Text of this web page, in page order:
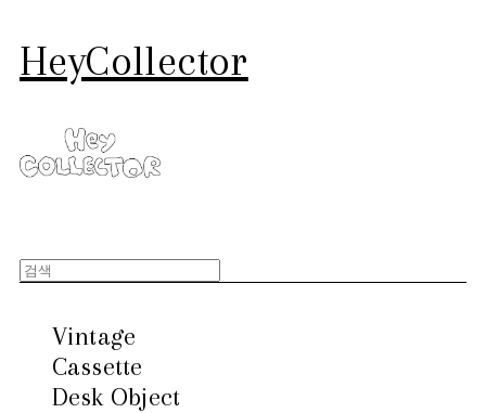
HeyCollector
Vintage
Cassette
Desk Object